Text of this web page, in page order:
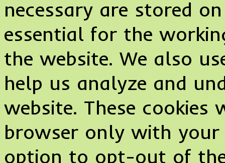
necessary are stored
essential for the
the website. We also
help us analyze and
website. These
browser only with your
option to opt-out of